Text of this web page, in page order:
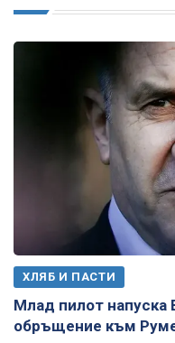
ХЛЯБ И ПАСТИ
Млад пилот напуска
обръщение към